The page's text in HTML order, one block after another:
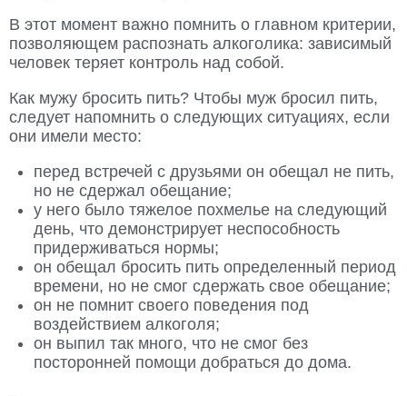
В этот момент важно помнить о главном критерии,
позволяющем распознать алкоголика: зависимый
человек теряет контроль над собой.
Как мужу бросить пить? Чтобы муж бросил пить,
следует напомнить о следующих ситуациях, если
они имели место:
перед встречей с друзьями он обещал не пить,
но не сдержал обещание;
у него было тяжелое похмелье на следующий
день, что демонстрирует неспособность
придерживаться нормы;
он обещал бросить пить определенный период
времени, но не смог сдержать свое обещание;
он не помнит своего поведения под
воздействием алкоголя;
он выпил так много, что не смог без
посторонней помощи добраться до дома.